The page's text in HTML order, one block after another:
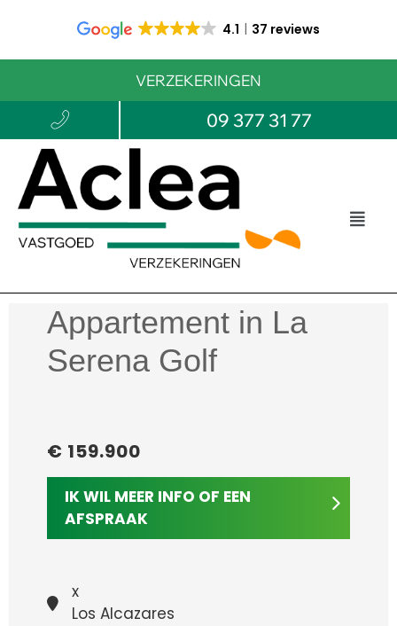
4.1 37 reviews
VERZEKERINGEN
09 377 31 77
Appartement in La
Serena Golf
€ 159.900
IK WIL MEER INFO OF EEN
AFSPRAAK
x
Los Alcazares